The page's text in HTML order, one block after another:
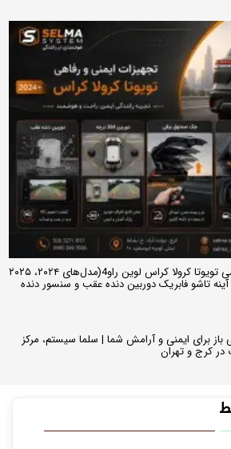
راهنمای جامع آپشن‌های تخصصی تویوتا کرولا کراس لوین راو4(مدل‌های ۲۰۲۴، ۲۰۲۵
۳۶۰ درجه تا آینه تاشو فابریک دوربین دنده عقب و سنسور دنده
چشمی باز برای ایمنی و آرامش شما | سلما سیستم، مرکز
کرج و تهران